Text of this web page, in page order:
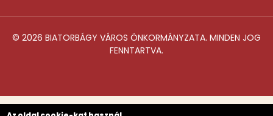
© 2026 BIATORBÁGY VÁROS ÖNKORMÁNYZATA. MINDEN JOG
FENNTARTVA.